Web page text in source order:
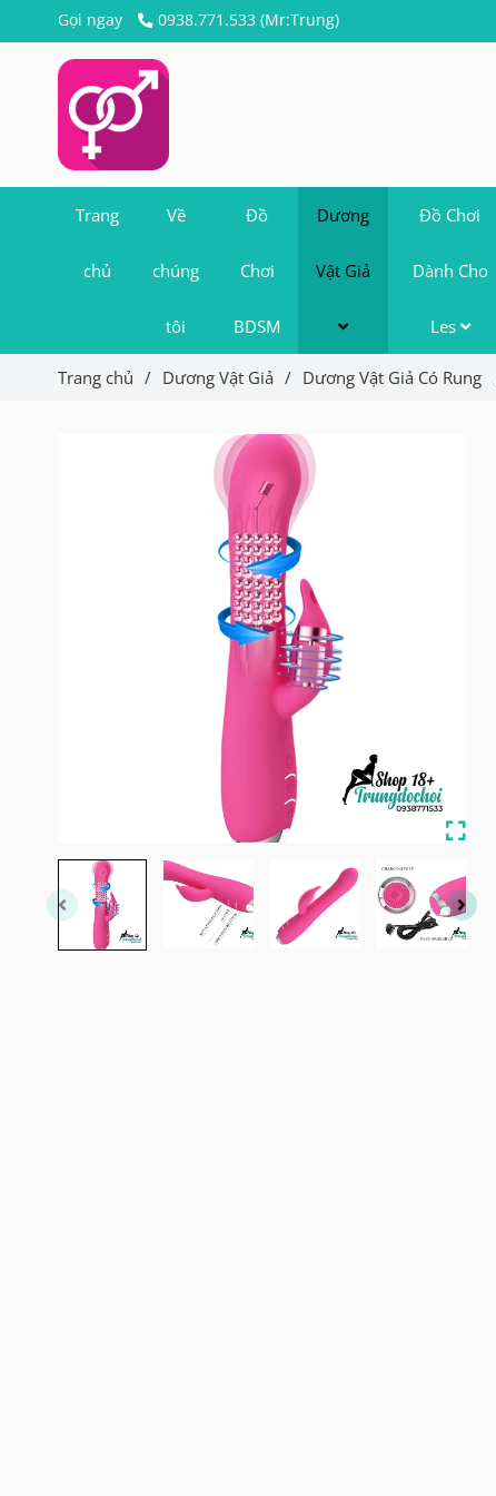
Gọi ngay 0938.771.533 (Mr:Trung)
Trang
chủ
Về
chúng
tôi
Đồ
Chơi
BDSM
Dương
Vật Giả
Đồ Chơi
Dành Cho
Les
Trang chủ / Dương Vật Giả / Dương Vật Giả Có Rung